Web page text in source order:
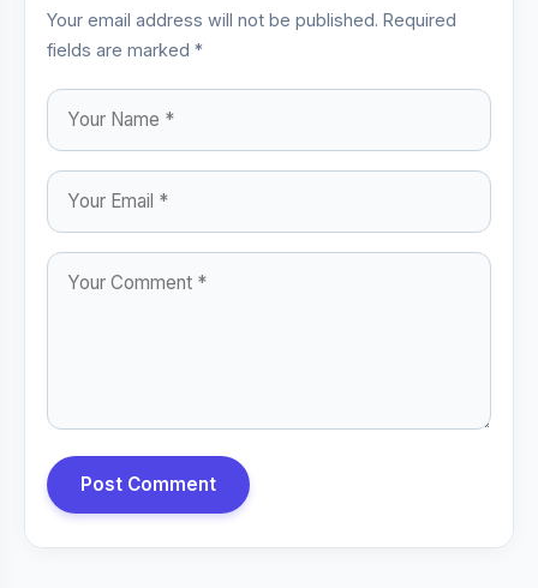
Your email address will not be published. Required
fields are marked *
Post Comment